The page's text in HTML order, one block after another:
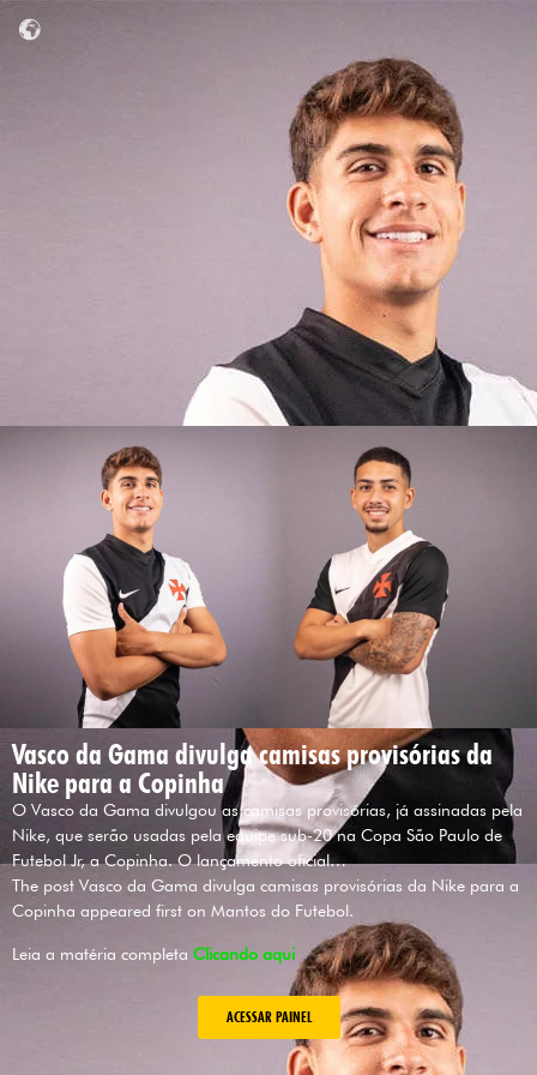
Vasco da Gama divulga camisas provisórias da
Nike para a Copinha
O Vasco da Gama divulgou as camisas provisórias, já assinadas pela
Nike, que serão usadas pela equipe sub-20 na Copa São Paulo de
Futebol Jr, a Copinha. O lançamento oficial…
The post Vasco da Gama divulga camisas provisórias da Nike para a
Copinha appeared first on Mantos do Futebol.
Leia a matéria completa Clicando aqui
ACESSAR PAINEL